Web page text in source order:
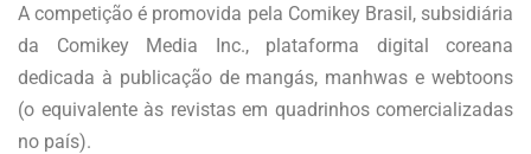
A competição é promovida pela Comikey Brasil, subsidiária
da Comikey Media Inc., plataforma digital coreana
dedicada à publicação de mangás, manhwas e webtoons
(o equivalente às revistas em quadrinhos comercializadas
no país).